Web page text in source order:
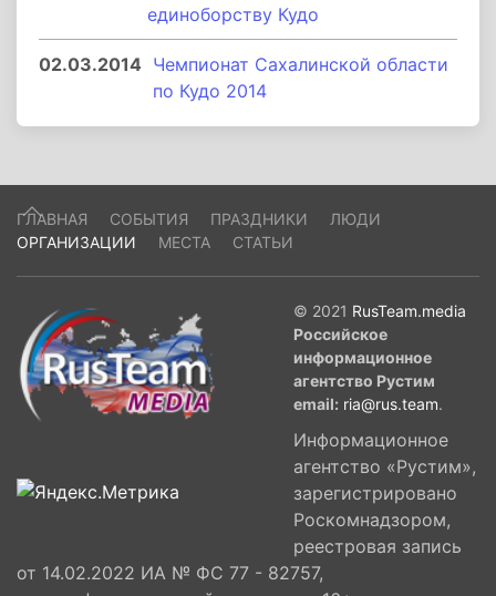
единоборству Кудо
02.03.2014 Чемпионат Сахалинской области
по Кудо 2014
ГЛАВНАЯ СОБЫТИЯ ПРАЗДНИКИ
ЛЮДИ
ОРГАНИЗАЦИИ
МЕСТА СТАТЬИ
© 2021 RusTeam.media
Российское
информационное
агентство Рустим
email: ria@rus.team.
Информационное
агентство «Рустим»,
зарегистрировано
Роскомнадзором,
реестровая запись
от 14.02.2022 ИА № ФС 77 - 82757,